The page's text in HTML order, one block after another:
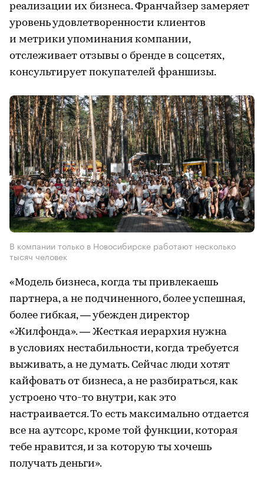
реализации их бизнеса. Франчайзер замеряет
уровень удовлетворенности клиентов
и метрики упоминания компании,
отслеживает отзывы о бренде в соцсетях,
консультирует покупателей франшизы.
В компании только в Новосибирске работают несколько
тысяч человек
«Модель бизнеса, когда ты привлекаешь
партнера, а не подчиненного, более успешная,
более гибкая, — убежден директор
«Жилфонда». — Жесткая иерархия нужна
в условиях нестабильности, когда требуется
выживать, а не думать. Сейчас люди хотят
кайфовать от бизнеса, а не разбираться, как
устроено что-то внутри, как это
настраивается. То есть максимально отдается
все на аутсорс, кроме той функции, которая
тебе нравится, и за которую ты хочешь
получать деньги».